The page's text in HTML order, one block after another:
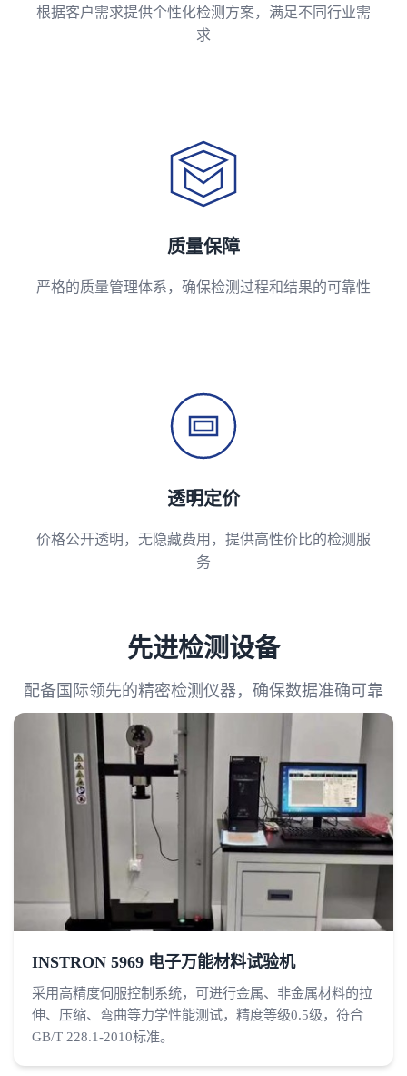
根据客户需求提供个性化检测方案，满足不同行业需
求
质量保障
严格的质量管理体系，确保检测过程和结果的可靠性
透明定价
价格公开透明，无隐藏费用，提供高性价比的检测服
务
先进检测设备
配备国际领先的精密检测仪器，确保数据准确可靠
INSTRON 5969 电子万能材料试验机
采用高精度伺服控制系统，可进行金属、非金属材料的拉
伸、压缩、弯曲等力学性能测试，精度等级0.5级，符合
GB/T 228.1-2010标准。